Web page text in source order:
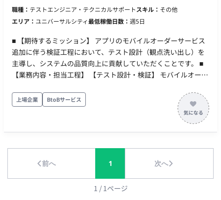
TypeScript FW・クラウド AWS / React / Next.js DB MySQL /
Oracle インフラ AWS ■働き方 稼働量：週5日（150〜180h想
駐、その後ハイブリッド）※調整可 フレックス稼働：9:00〜
17:30想定
職種： テストエンジニア・テクニカルサポートスキル： その他
エリア： ユニバーサルシティ最低稼働日数： 週5日
■ 【期待するミッション】 アプリのモバイルオーダーサービス
追加に伴う検証工程において、テスト設計（観点洗い出し）を
主導し、システムの品質向上に貢献していただくことです。 ■
【業務内容・担当工程】 【テスト設計・検証】 モバイルオーダ
担当していただきます。 ・担当工程：テスト ■ 【チーム体制】
・ マネージャー：1名 ・ テスト設計者：4名（※本募集枠1名含
め、社会保険加入必須） ・ 稼働量：週5日 稼働曜日：月曜～金
別途支給 ・ 時給：3,300円前後 ※経験・スキルにより応相談 ・
契約期間：短期（2026年8月中旬～2026年12月31日） ※参画
時期は9月以降にずれる可能性あり（9月参画も相談可能） ・ 募
上場企業 BtoBサービス
前へ 1 次へ
1 / 1ページ